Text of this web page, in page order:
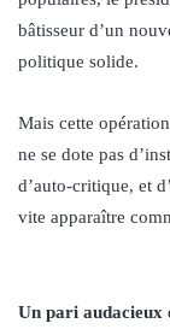
bâtisseur d’un
politique solide.
Mais cette
ne se dote pas
d’auto-critique, et
vite apparaître
Un pari